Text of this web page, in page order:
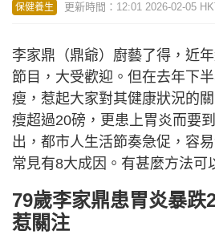
保健養生 更新時間：12:01 2026-02-05
李家鼎（鼎爺）廚藝了得，近
節目，大受歡迎。但在去年下
瘦，惹起大家對其健康狀況的
瘦超過20磅，更患上胃炎而要
出，都市人生活節奏急促，容
常見有8大成因。有甚麼方法可
79歲李家鼎患胃炎暴跌
惹關注